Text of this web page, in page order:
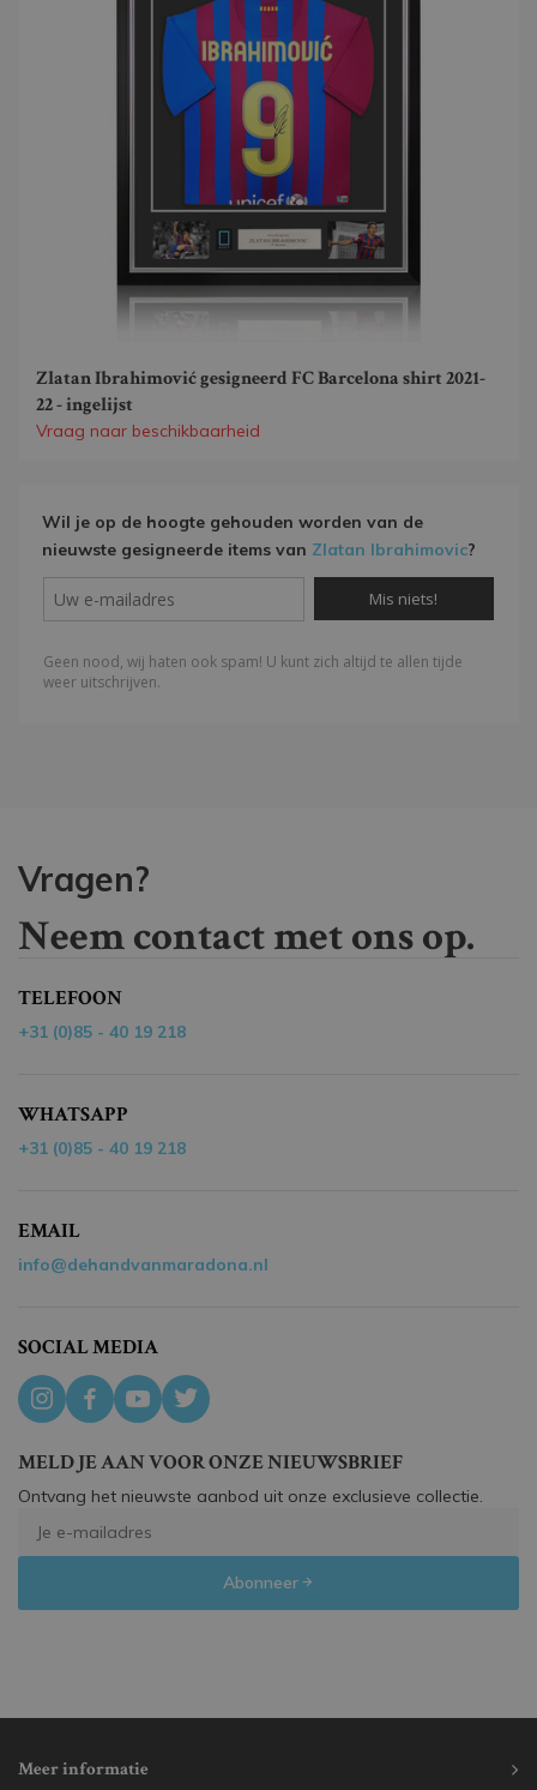
Zlatan Ibrahimović gesigneerd FC Barcelona shirt 2021-
22 - ingelijst
Vraag naar beschikbaarheid
Wil je op de hoogte gehouden worden van de
nieuwste gesigneerde items van Zlatan Ibrahimovic?
Vragen?
Neem contact met ons op.
TELEFOON
+31 (0)85 - 40 19 218
WHATSAPP
+31 (0)85 - 40 19 218
EMAIL
info@dehandvanmaradona.nl
SOCIAL MEDIA
MELD JE AAN VOOR ONZE NIEUWSBRIEF
Ontvang het nieuwste aanbod uit onze exclusieve collectie.
Abonneer
Meer informatie